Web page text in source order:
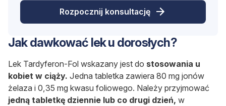
Rozpocznij konsultację
Jak dawkować lek u dorosłych?
Lek Tardyferon-Fol wskazany jest do stosowania u
kobiet w ciąży. Jedna tabletka zawiera 80 mg jonów
żelaza i 0,35 mg kwasu foliowego. Należy przyjmować
jedną tabletkę dziennie lub co drugi dzień, w